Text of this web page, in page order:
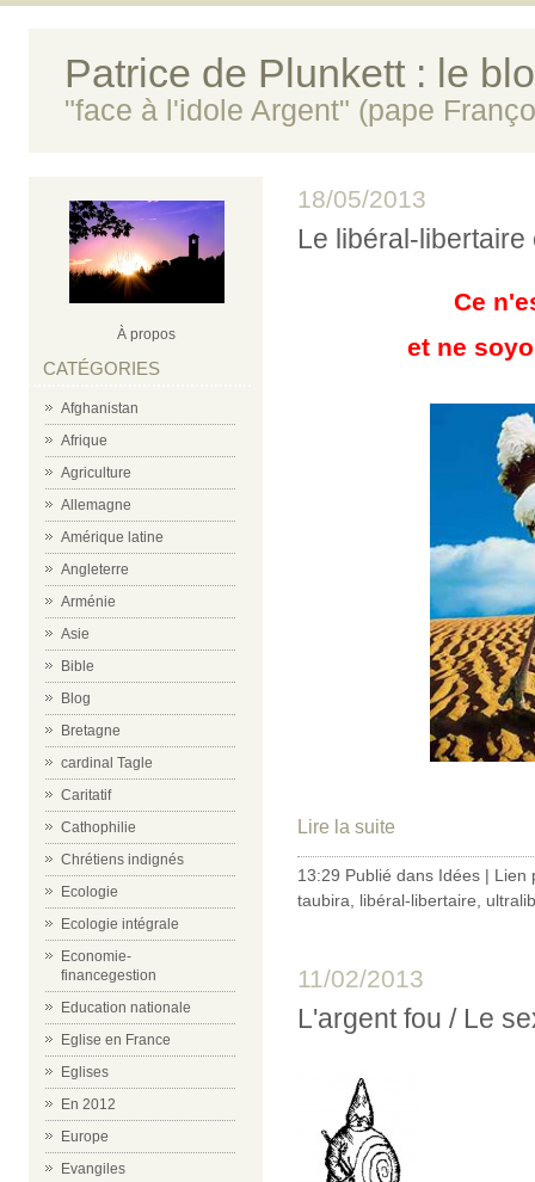
Patrice de Plunkett : le
"face à l'idole Argent" (pape
À propos
CATÉGORIES
Afghanistan
Afrique
Agriculture
Allemagne
Amérique latine
Angleterre
Arménie
Asie
Bible
Blog
Bretagne
cardinal Tagle
Caritatif
Cathophilie
Chrétiens indignés
Ecologie
Ecologie intégrale
Economie-
financegestion
Education nationale
Eglise en France
Eglises
En 2012
Europe
Evangiles
18/05/2013
Le libéral-
Ce
et ne
Lire la suite
13:29 Publié dans Idées | Lien
taubira
libéral-libertaire
11/02/2013
L'argent fou / Le